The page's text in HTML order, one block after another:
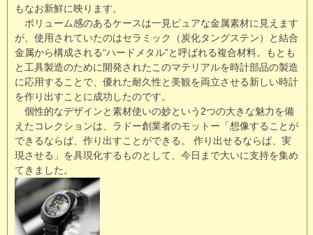
もなお新鮮に映ります。
ボリューム感のあるケースは一見ピュアな金属素材に見えます
が、使用されていたのはセラミック（炭化タングステン）と結合
金属から構成される“ハードメタル”と呼ばれる複合材料。もとも
と工具製造のために開発されたこのマテリアルを時計部品の製造
に応用することで、優れた耐久性と美観を両立させる新しい時計
を作り出すことに成功したのです。
個性的なデザインと素材使いの妙という2つの大きな魅力を備
えたコレクションは、ラドー創業者のモットー「想像することが
できるならば、作り出すことができる。 作り出せるならば、実
現させる」を具現化するものとして、今日まで大いに支持を集め
てきました。